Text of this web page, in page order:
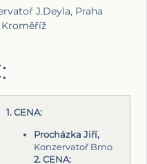
J.Deyla, Praha
1. CENA:
Procházka Jiří,
Konzervatoř Brno
2. CENA: